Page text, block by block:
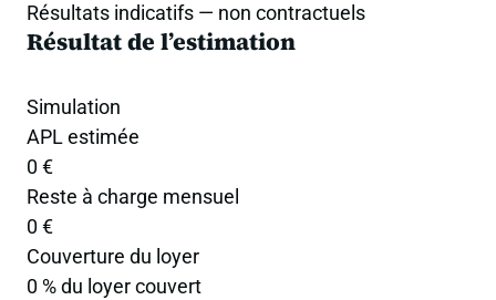
Résultats indicatifs — non contractuels
Résultat de l’estimation
Simulation
APL estimée
0 €
Reste à charge mensuel
0 €
Couverture du loyer
0 % du loyer couvert